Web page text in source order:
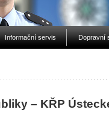
Informační servis Dopravní
– KŘP